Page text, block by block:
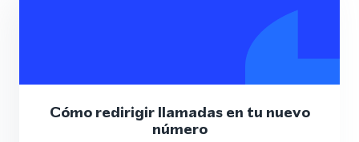
Cómo redirigir llamadas en tu nuevo
número